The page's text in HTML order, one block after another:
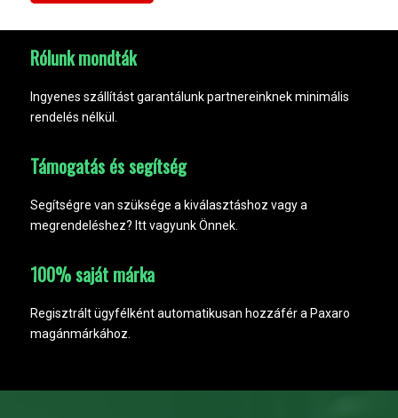
Rólunk mondták
Ingyenes szállítást garantálunk partnereinknek minimális
rendelés nélkül.
Támogatás és segítség
Segítségre van szüksége a kiválasztáshoz vagy a
megrendeléshez? Itt vagyunk Önnek.
100% saját márka
Regisztrált ügyfélként automatikusan hozzáfér a Paxaro
magánmárkához.